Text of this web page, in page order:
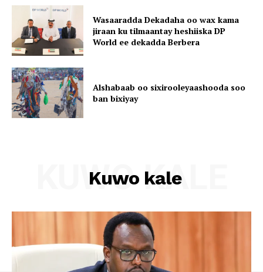
Wasaaradda Dekadaha oo wax kama
jiraan ku tilmaantay heshiiska DP
World ee dekadda Berbera
Alshabaab oo sixirooleyaashooda soo
ban bixiyay
Kuwo kale
KUWO KALE